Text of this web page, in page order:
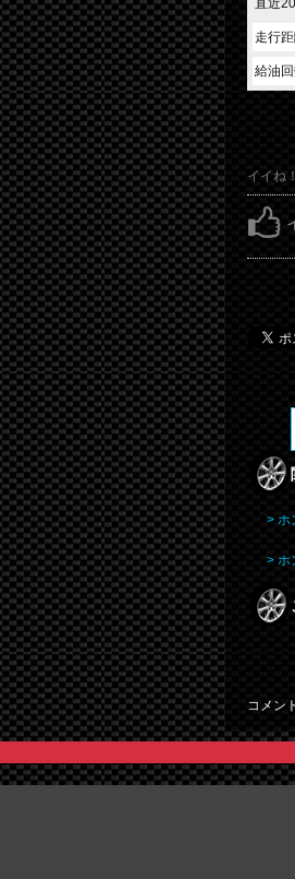
直近
走行距
給油回
イイね
> ホ
> ホ
コメン